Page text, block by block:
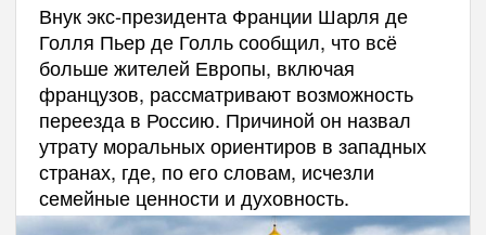
Внук экс-президента Франции Шарля де
Голля Пьер де Голль сообщил, что всё
больше жителей Европы, включая
французов, рассматривают возможность
переезда в Россию. Причиной он назвал
утрату моральных ориентиров в западных
странах, где, по его словам, исчезли
семейные ценности и духовность.